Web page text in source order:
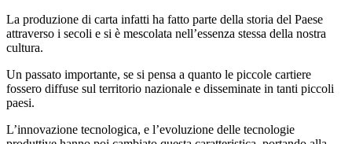
La produzione di carta infatti ha fatto parte della storia del Paese
attraverso i secoli e si è mescolata nell’essenza stessa della nostra
cultura.
Un passato importante, se si pensa a quanto le piccole cartiere
fossero diffuse sul territorio nazionale e disseminate in tanti piccoli
paesi.
L’innovazione tecnologica, e l’evoluzione delle tecnologie